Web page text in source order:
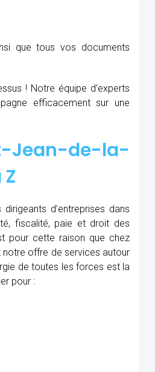
que tous vos documents
! Notre équipe d’experts
efficacement sur une
Jean-de-la-
d’entreprises dans
fiscalité, paie et droit des
pour cette raison que chez
notre offre de services autour
de toutes les forces est la
pour :